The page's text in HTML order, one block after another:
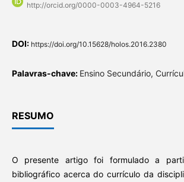
http://orcid.org/0000-0003-4964-5216
DOI: https://doi.org/10.15628/holos.2016.2380
Palavras-chave: Ensino Secundário,
RESUMO
O presente artigo foi formulado a
bibliográfico acerca do currículo da